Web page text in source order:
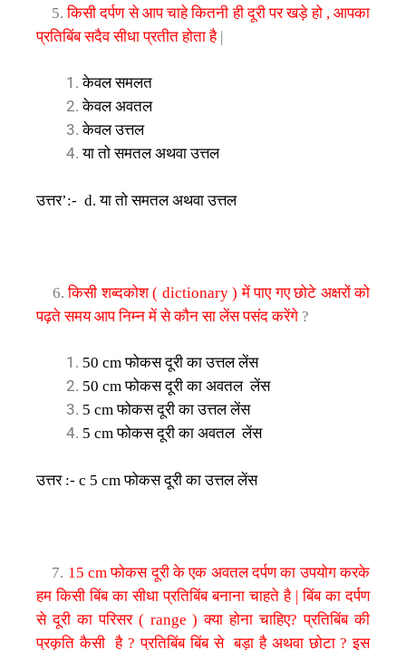
5.किसीदर्पणसेआपचाहेकितनी हीदूरीपरखड़ेहो,आपका
प्रतिबिंबसदैवसीधाप्रतीतहोताहै|
केवलसमलत
केवलअवतल
केवलउत्तल
यातोसमतलअथवाउत्तल
उत्तर’:- d.यातोसमतलअथवाउत्तल
6.किसी शब्दकोश( dictionary )मेंपाएगएछोटे अक्षरोंको
पढ़तेसमयआपनिम्नमेंसेकौनसालेंसपसंदकरेंगे ?
50 cmफोकसदूरीकाउत्तललेंस
50 cmफोकसदूरीकाअवतल लेंस
5 cmफोकसदूरीकाउत्तललेंस
5 cmफोकसदूरीकाअवतल लेंस
उत्तर:- c 5 cmफोकसदूरीकाउत्तललेंस
7. 15 cmफोकसदूरीकेएक अवतलदर्पणका उपयोगकरके
हम किसी बिंब का सीधा प्रतिबिंब बनाना चाहते है|बिंब का दर्पण
से दूरी का परिसर( range )क्या होना चाहिए?प्रतिबिंब की
प्रकृति कैसी है?प्रतिबिंब बिंब से बड़ा है अथवा छोटा?इस